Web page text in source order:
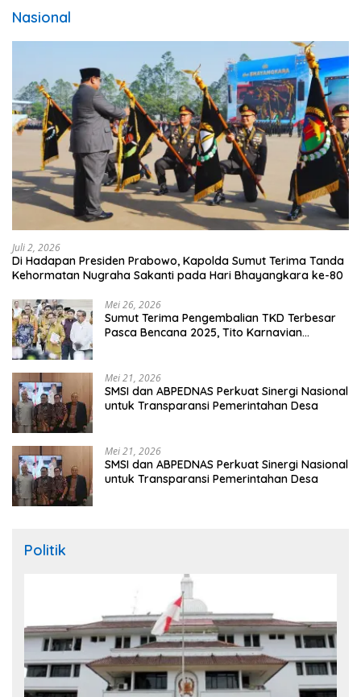
Nasional
Juli 2, 2026
Di Hadapan Presiden Prabowo, Kapolda Sumut Terima Tanda
Kehormatan Nugraha Sakanti pada Hari Bhayangkara ke-80
Mei 26, 2026
Sumut Terima Pengembalian TKD Terbesar
Pasca Bencana 2025, Tito Karnavian
Mei 21, 2026
SMSI dan ABPEDNAS Perkuat Sinergi Nasional
untuk Transparansi Pemerintahan Desa
Mei 21, 2026
SMSI dan ABPEDNAS Perkuat Sinergi Nasional
untuk Transparansi Pemerintahan Desa
Politik